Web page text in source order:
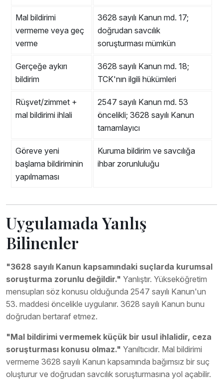
Mal bildirimi
vermeme veya geç
verme
3628 sayılı Kanun md. 17;
doğrudan savcılık
soruşturması mümkün
Gerçeğe aykırı
bildirim
3628 sayılı Kanun md. 18;
TCK'nın ilgili hükümleri
Rüşvet/zimmet +
mal bildirimi ihlali
2547 sayılı Kanun md. 53
öncelikli; 3628 sayılı Kanun
tamamlayıcı
Göreve yeni
başlama bildiriminin
yapılmaması
Kuruma bildirim ve savcılığa
ihbar zorunluluğu
Uygulamada Yanlış
Bilinenler
"3628 sayılı Kanun kapsamındaki suçlarda kurumsal
soruşturma zorunlu değildir." Yanlıştır. Yükseköğretim
mensupları söz konusu olduğunda 2547 sayılı Kanun'un
53. maddesi öncelikle uygulanır. 3628 sayılı Kanun bunu
doğrudan bertaraf etmez.
"Mal bildirimi vermemek küçük bir usul ihlalidir, ceza
soruşturması konusu olmaz." Yanıltıcıdır. Mal bildirimi
vermeme 3628 sayılı Kanun kapsamında bağımsız bir suç
oluşturur ve doğrudan savcılık soruşturmasına yol açabilir.